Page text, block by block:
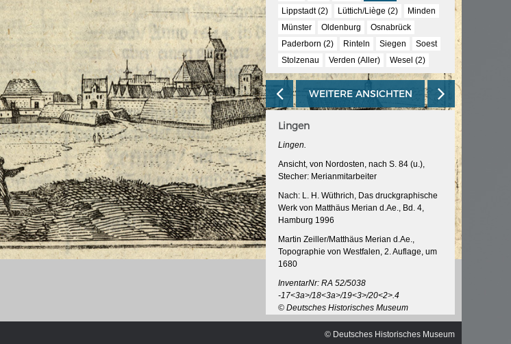
French-German history alongside the
Rhine
Chronologie der deutsch-französischen
Geschichte
Lippstadt (2)
Lüttich/Liège (2)
Minden
Münster
Oldenburg
Osnabrück
Paderborn (2)
Rinteln Siegen
Soest
Stolzenau
Verden (Aller) Wesel (2)
WEITERE ANSICHTEN
Lingen
Lingen.
Ansicht, von Nordosten, nach S. 84 (u.),
Stecher: Merianmitarbeiter
Nach: L. H. Wüthrich, Das druckgraphische
Werk von Matthäus Merian d.Ae., Bd. 4,
Hamburg 1996
Martin Zeiller/Matthäus Merian d.Ae.,
Topographie von Westfalen, 2. Auflage, um
1680
InventarNr: RA 52/5038
-17<3a>/18<3a>/19<3>/20<2>.4
© Deutsches Historisches Museum
© Deutsches Historisches Museum